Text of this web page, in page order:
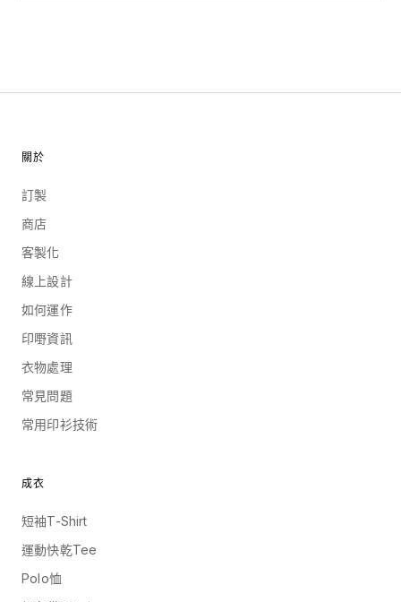
關於
訂製
商店
客製化
線上設計
如何運作
印嘢資訊
衣物處理
常見問題
常用印衫技術
成衣
短袖T-Shirt
運動快乾Tee
Polo恤